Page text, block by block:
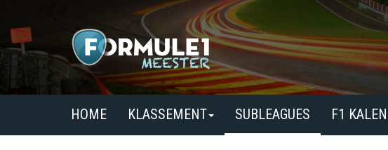
HOME KLASSEMENT SUBLEAGUES F1